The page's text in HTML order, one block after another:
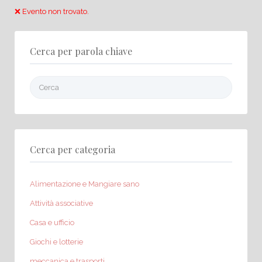
❌ Evento non trovato.
Cerca per parola chiave
Cerca per categoria
Alimentazione e Mangiare sano
Attività associative
Casa e ufficio
Giochi e lotterie